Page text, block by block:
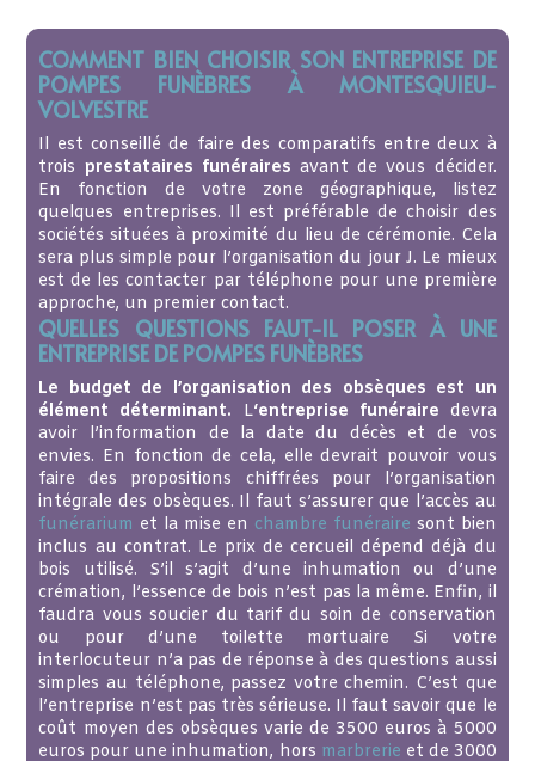
COMMENT BIEN CHOISIR SON ENTREPRISE DE
POMPES FUNÈBRES À MONTESQUIEU-
VOLVESTRE
Il est conseillé de faire des comparatifs entre deux à
trois prestataires funéraires avant de vous décider.
En fonction de votre zone géographique, listez
quelques entreprises. Il est préférable de choisir des
sociétés situées à proximité du lieu de cérémonie. Cela
sera plus simple pour l’organisation du jour J. Le mieux
est de les contacter par téléphone pour une première
approche, un premier contact.
QUELLES QUESTIONS FAUT-IL POSER À UNE
ENTREPRISE DE POMPES FUNÈBRES
Le budget de l’organisation des obsèques est un
élément déterminant. L‘entreprise funéraire devra
avoir l’information de la date du décès et de vos
envies. En fonction de cela, elle devrait pouvoir vous
faire des propositions chiffrées pour l’organisation
intégrale des obsèques. Il faut s’assurer que l’accès au
funérarium et la mise en chambre funéraire sont bien
inclus au contrat. Le prix de cercueil dépend déjà du
bois utilisé. S’il s’agit d’une inhumation ou d’une
crémation, l’essence de bois n’est pas la même. Enfin, il
faudra vous soucier du tarif du soin de conservation
ou pour d’une toilette mortuaire Si votre
interlocuteur n’a pas de réponse à des questions aussi
simples au téléphone, passez votre chemin. C’est que
l’entreprise n’est pas très sérieuse. Il faut savoir que le
coût moyen des obsèques varie de 3500 euros à 5000
euros pour une inhumation, hors marbrerie et de 3000